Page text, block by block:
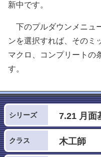
新中です。
下のプルダウンメニュ
ンを選択すれば、そのミ
マクロ、コンプリートの
す。
シリーズ
クラス